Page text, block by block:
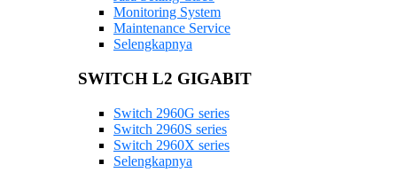
Monitoring System
Maintenance Service
Selengkapnya
SWITCH L2 GIGABIT
Switch 2960G series
Switch 2960S series
Switch 2960X series
Selengkapnya